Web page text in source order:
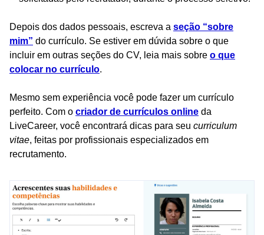
Depois dos dados pessoais, escreva a seção “sobre
mim” do currículo. Se estiver em dúvida sobre o que
incluir em outras seções do CV, leia mais sobre o que
colocar no currículo.
Mesmo sem experiência você pode fazer um currículo
perfeito. Com o criador de currículos online da
LiveCareer, você encontrará dicas para seu curriculum
vitae, feitas por profissionais especializados em
recrutamento.